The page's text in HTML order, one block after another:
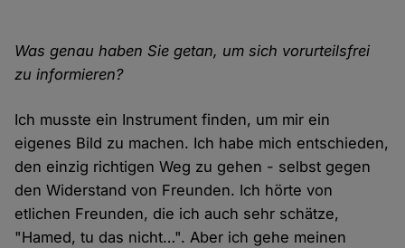
Was genau haben Sie getan, um sich vorurteilsfrei
zu informieren?
Ich musste ein Instrument finden, um mir ein
eigenes Bild zu machen. Ich habe mich entschieden,
den einzig richtigen Weg zu gehen - selbst gegen
den Widerstand von Freunden. Ich hörte von
etlichen Freunden, die ich auch sehr schätze,
"Hamed, tu das nicht…". Aber ich gehe meinen